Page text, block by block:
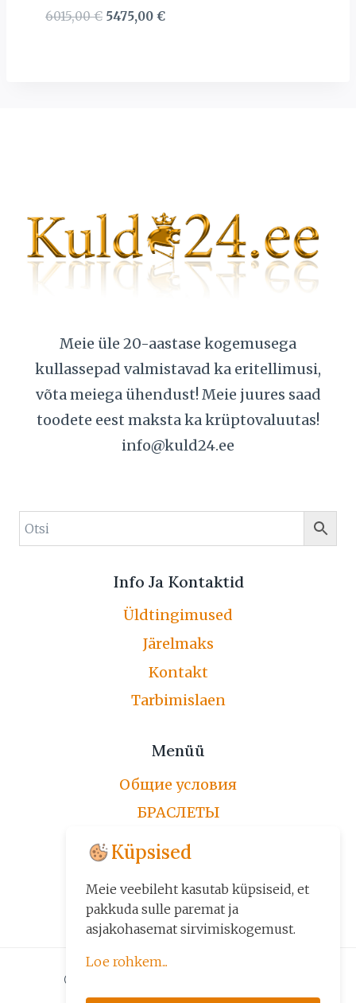
6015,00€ Первоначальная
5475,00 €Текущая
Meie üle 20-aastase kogemusega
kullassepad valmistavad ka eritellimusi,
võta meiega ühendust! Meie juures saad
toodete eest maksta ka krüptovaluutas!
info@kuld24.ee
Info Ja Kontaktid
Üldtingimused
Järelmaks
Kontakt
Tarbimislaen
Menüü
Общие условия
БРАСЛЕТЫ
ЦЕПОЧКИ
ПО ЗАКАЗУ
ДРУГИЕ ИЗДЕЛИЯ
© 2026 Kuld24 - Kuld, Kuldehted
Küpsised
Meie veebileht kasutab küpsiseid, et
pakkuda sulle paremat ja
asjakohasemat sirvimiskogemust.
Loe rohkem...